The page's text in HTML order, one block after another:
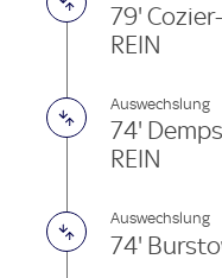
79'
REIN
Auswechslung
74'
REIN
Auswechslung
74'